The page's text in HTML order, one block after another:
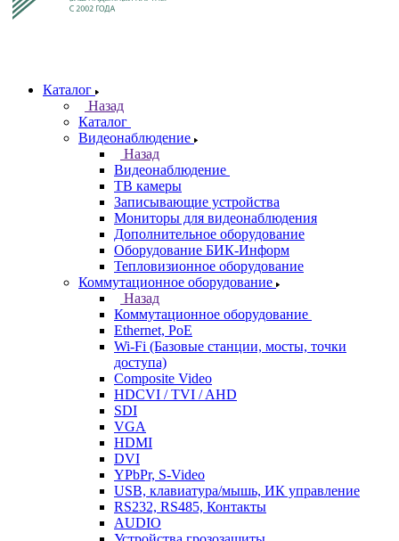
Каталог
Назад
Каталог
Видеонаблюдение
Назад
Видеонаблюдение
ТВ камеры
Записывающие устройства
Мониторы для видеонаблюдения
Дополнительное оборудование
Оборудование БИК-Информ
Тепловизионное оборудование
Коммутационное оборудование
Назад
Коммутационное оборудование
Ethernet, PoE
Wi-Fi (Базовые станции, мосты, точки
доступа)
Composite Video
HDCVI / TVI / AHD
SDI
VGA
HDMI
DVI
YPbPr, S-Video
USB, клавиатура/мышь, ИК управление
RS232, RS485, Контакты
AUDIO